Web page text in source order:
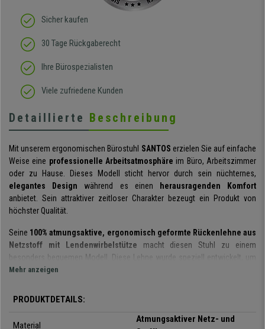
Sicher kaufen
30 Tage Rückgaberecht
Ihre Bürospezialisten
Viele zufriedene Kunden
Detaillierte Beschreibung
Mit unserem ergonomischen Bürostuhl SANTOS erzielen Sie auf einfache
Weise eine professionelle Arbeitsatmosphäre im Büro, Arbeitszimmer
oder zu Hause. Dieses Modell sticht hervor durch sein nüchternes,
elegantes Design während es einen
herausragenden Komfort
anbietet. Sein attraktiver zeitloser Charakter bezeugt ein Produkt von
höchster Qualität.
Seine 100% atmungsaktive, ergonomisch geformte Rückenlehne aus
Netzstoff mit Lendenwirbelstütze macht diesen Stuhl zu einem
besonders bequemen Modell. Diese Lehne wurde speziell entwickelt, um
dem Rücken eine optimale Stütze zu bieten, dafür ist die
Die in der Rückenlehne angebotene Technologie ist typisch für ein Modell
des Spitzenbereichs. Es verfügt über einensynchronisierten
Mehr anzeigen
PRODUKTDETAILS:
Material
Atmungsaktiver Netz- und